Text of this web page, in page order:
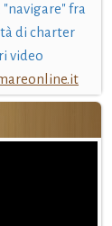
fra
di charter
video